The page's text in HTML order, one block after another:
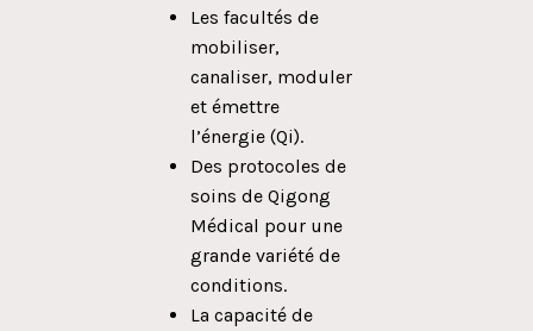
Les facultés de
mobiliser,
canaliser, moduler
et émettre
l’énergie (Qi).
Des protocoles de
soins de Qigong
Médical pour une
grande variété de
conditions.
La capacité de